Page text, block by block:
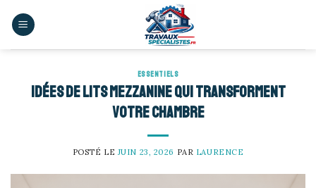
ESSENTIELS
Idées de lits mezzanine qui transforment
votre chambre
POSTÉ LE JUIN 23, 2026 PAR LAURENCE